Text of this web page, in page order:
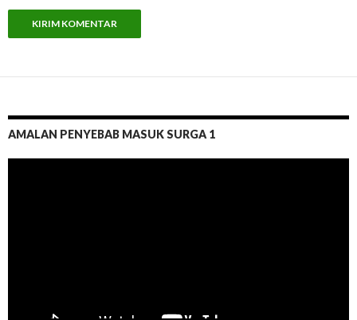
AMALAN PENYEBAB MASUK SURGA 1